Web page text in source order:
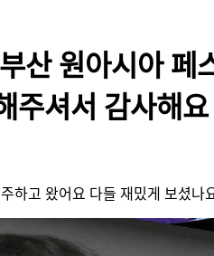
원아시아 페
주셔서 감사해
하고 왔어요 다들 재밌게 보셨